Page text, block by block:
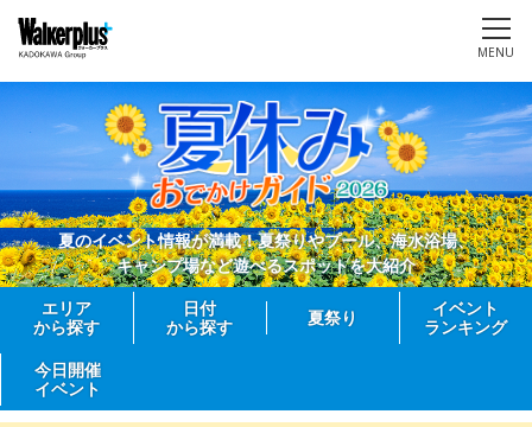
MENU
夏のイベント情報が満載！夏祭りやプール、海水浴場、
キャンプ場など遊べるスポットを大紹介
エリア
から探す
日付
から探す
夏祭り
イベント
ランキング
今日開催
イベント